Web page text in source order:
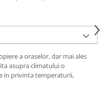
a oraselor, dar mai ales
asupra climatului o
in privinta temperaturii,